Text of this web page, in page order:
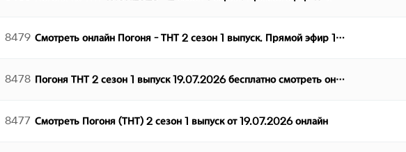
8479 Смотреть онлайн Погоня - ТНТ 2 сезон 1 выпуск. Прямой эфир 1…
8478 Погоня ТНТ 2 сезон 1 выпуск 19.07.2026 бесплатно смотреть он…
8477 Смотреть Погоня (ТНТ) 2 сезон 1 выпуск от 19.07.2026 онлайн